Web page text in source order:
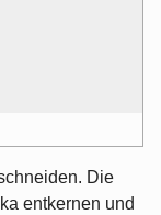
Die
entkernen und